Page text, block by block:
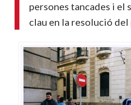
persones tancades i el
clau en la resolució del